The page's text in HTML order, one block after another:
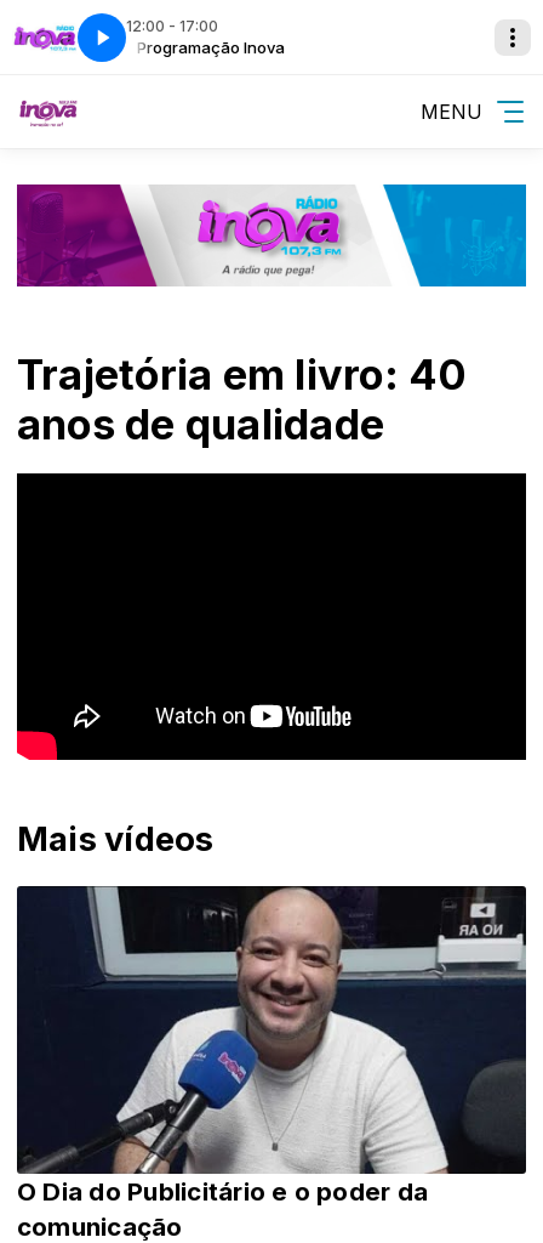
12:00 - 17:00
Programação Inova
MENU
Trajetória em livro: 40
anos de qualidade
Mais vídeos
O Dia do Publicitário e o poder da
comunicação